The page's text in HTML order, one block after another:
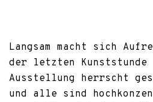
Langsam macht sich
der letzten Kunststunde
Ausstellung herrscht
und alle sind